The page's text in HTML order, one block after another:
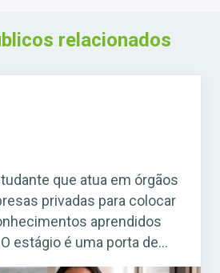
relacionados
que atua em órgãos
privadas para colocar
aprendidos
estágio é uma porta de
de trabalho e